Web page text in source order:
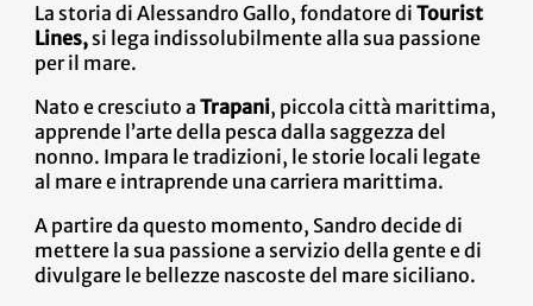
La storia di Alessandro Gallo, fondatore diTourist
Lines, si lega indissolubilmente alla sua passione
per il mare.
Nato e cresciuto aTrapani, piccola città marittima,
apprende l’arte della pesca dalla saggezza del
nonno. Impara le tradizioni, le storie locali legate
al mare e intraprende una carriera marittima.
A partire da questo momento, Sandro decide di
mettere la sua passione a servizio della gente e di
divulgare le bellezze nascoste del mare siciliano.